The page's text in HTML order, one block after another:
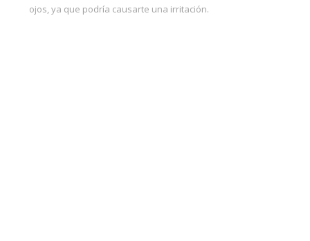
ojos, ya que podría causarte una irritación.